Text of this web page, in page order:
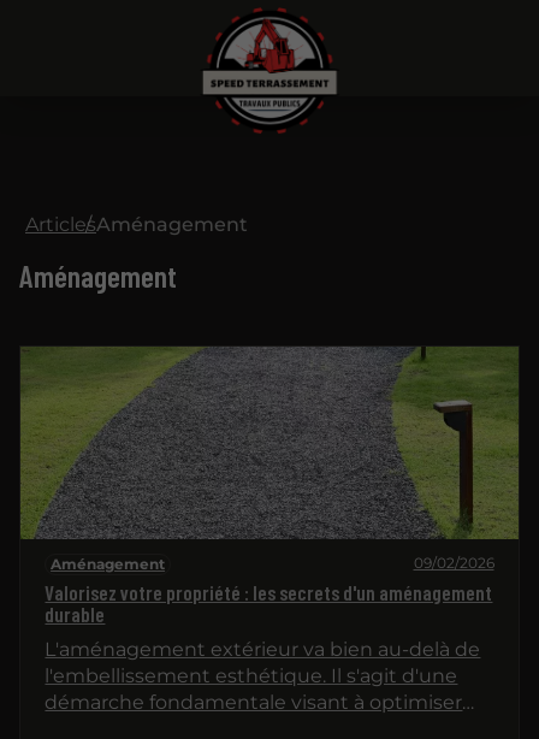
ArticlesAménagement
Aménagement
Aménagement 09/02/2026
Valorisez votre propriété : les secrets d'un aménagement
durable
L'aménagement extérieur va bien au-delà de
l'embellissement esthétique. Il s'agit d'une
démarche fondamentale visant à optimiser